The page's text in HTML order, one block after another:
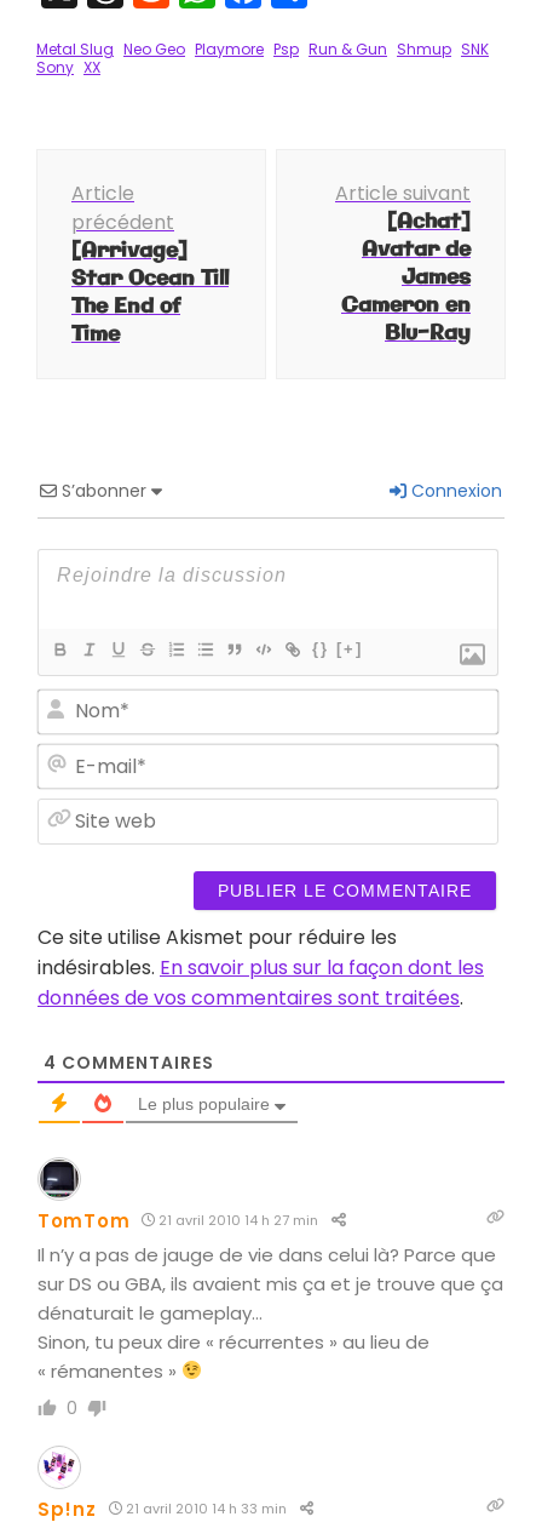
Metal Slug Neo Geo Playmore Psp Run & Gun Shmup SNK
Sony XX
d'article
Article
précédent
[Arrivage]
Star Ocean Till
The End of
Time
Article suivant
[Achat]
Avatar de
James
Cameron en
Blu-Ray
S’abonner Connexion
{} [+]
web
Ce site utilise Akismet pour réduire les
indésirables. En savoir plus sur la façon dont les
données de vos commentaires sont traitées.
4 COMMENTAIRES
Le plus populaire
TomTom 21 avril 2010 14 h 27 min
Il n’y a pas de jauge de vie dans celui là? Parce que
sur DS ou GBA, ils avaient mis ça et je trouve que ça
dénaturait le gameplay…
Sinon, tu peux dire « récurrentes » au lieu de
« rémanentes »
0
Sp!nz 21 avril 2010 14 h 33 min